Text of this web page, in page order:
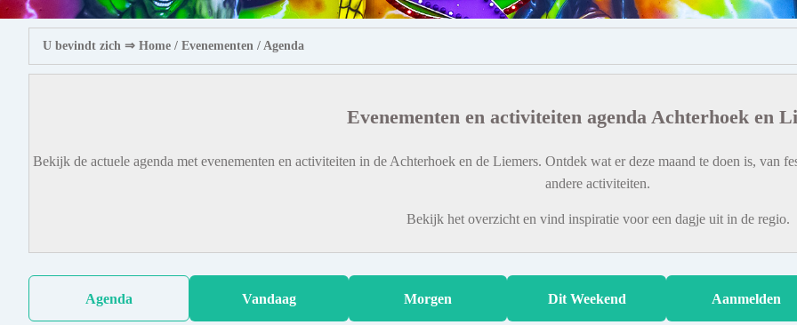
U bevindt zich ⇒ Home / Evenementen / Agenda
Evenementen en activiteiten agenda Achterhoek en
Bekijk de actuele agenda met evenementen en activiteiten in de Achterhoek en de Liemers. Ontdek wat er deze maand te doen is, van
andere activiteiten.
Bekijk het overzicht en vind inspiratie voor een dagje uit in de regio.
Agenda Vandaag Morgen Dit Weekend Aanmelden